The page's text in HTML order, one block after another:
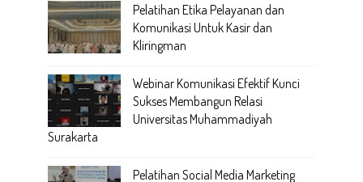
Pelatihan Etika Pelayanan dan
Komunikasi Untuk Kasir dan
Kliringman
Webinar Komunikasi Efektif Kunci
Sukses Membangun Relasi
Universitas Muhammadiyah
Surakarta
Pelatihan Social Media Marketing